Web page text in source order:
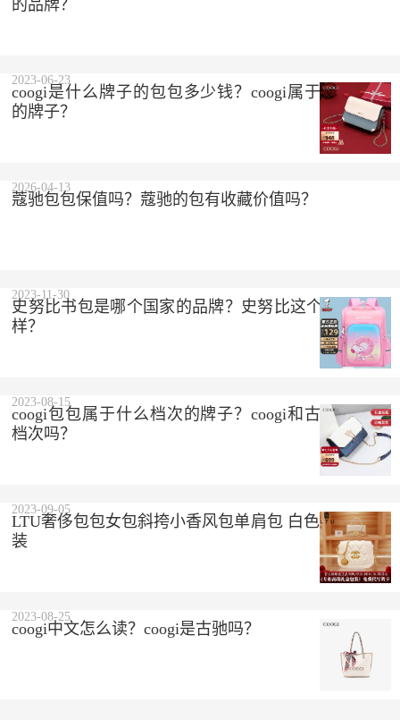
的品牌？
coogi是什么牌子的包包多少钱？coogi属于什么档次
的牌子？
2023-06-23
蔻驰包包保值吗？蔻驰的包有收藏价值吗？
2026-04-13
史努比书包是哪个国家的品牌？史努比这个品牌怎么
样？
2023-11-30
coogi包包属于什么档次的牌子？coogi和古驰是一个
档次吗？
2023-08-15
LTU奢侈包包女包斜挎小香风包单肩包 白色 精美礼盒
装
2023-09-05
coogi中文怎么读？coogi是古驰吗？
2023-08-25